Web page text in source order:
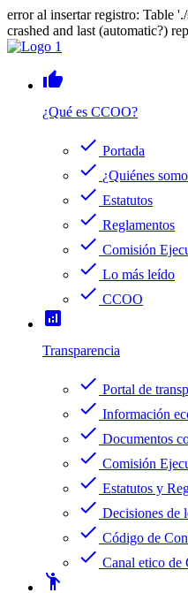
error al insertar registro: Table
crashed and last (automatic?)
thumb_up
¿Qué es CCOO?
check Portada
check ¿Quiénes
check Estatutos
check Reglamentos
check Comisión
check Lo más leído
check CCOO
analytics
Transparencia
check Portal de
check Información
check Documentos
check Comisión
check Estatutos y
check Decisiones de
check Código de
check Canal etico de
emoji_people